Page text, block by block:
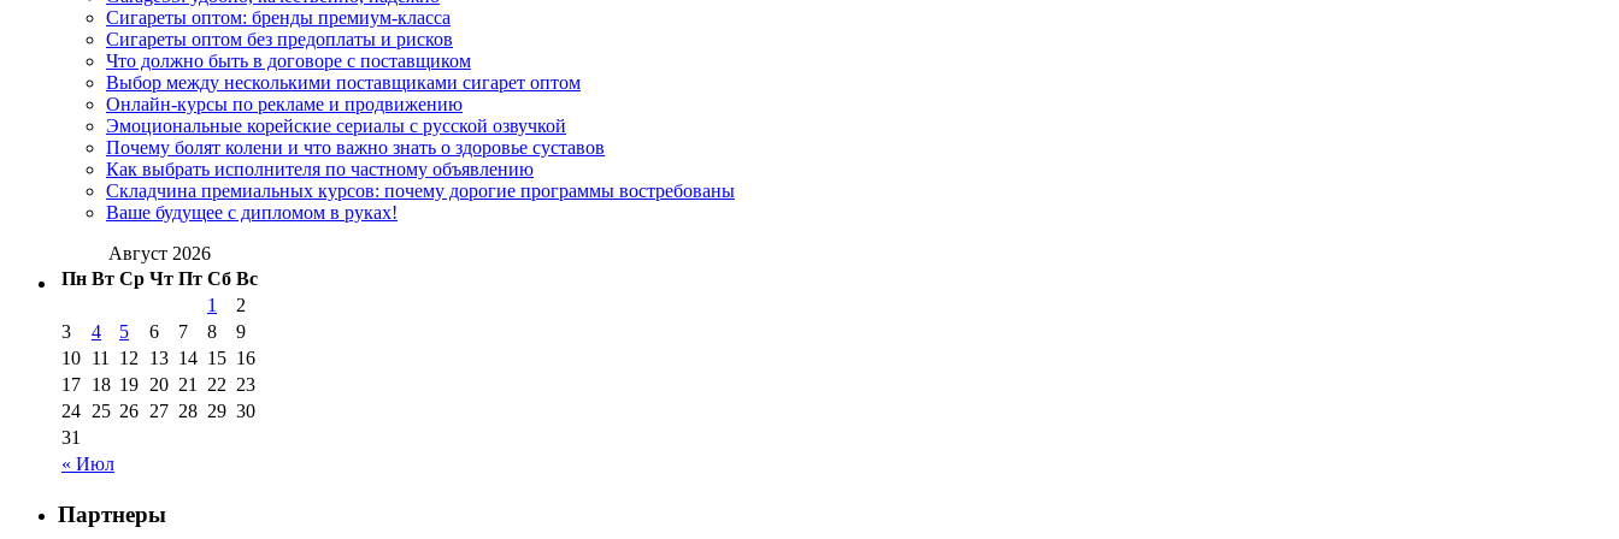
Сигареты оптом: бренды премиум-класса
Сигареты оптом без предоплаты и рисков
Что должно быть в договоре с поставщиком
Выбор между несколькими поставщиками сигарет оптом
Онлайн-курсы по рекламе и продвижению
Эмоциональные корейские сериалы с русской озвучкой
Почему болят колени и что важно знать о здоровье суставов
Как выбрать исполнителя по частному объявлению
Складчина премиальных курсов: почему дорогие программы востребованы
Ваше будущее с дипломом в руках!
Август 2026
Пн Вт Ср Чт Пт Сб Вс
« Июл
1
2
3
4 5 6 7 8
9
10 11 12 13 14 15 16
17 18 19 20 21 22 23
24 25 26 27 28 29 30
31
Партнеры